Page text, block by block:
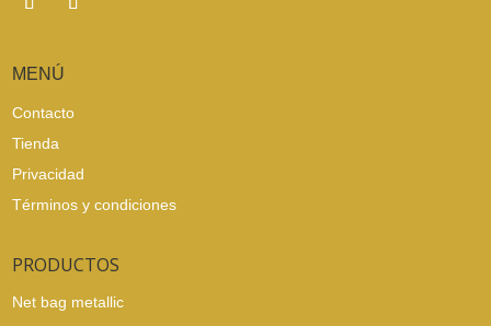
MENÚ
Contacto
Tienda
Privacidad
Términos y condiciones
PRODUCTOS
Net bag metallic